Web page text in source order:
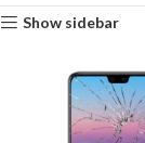
Show sidebar